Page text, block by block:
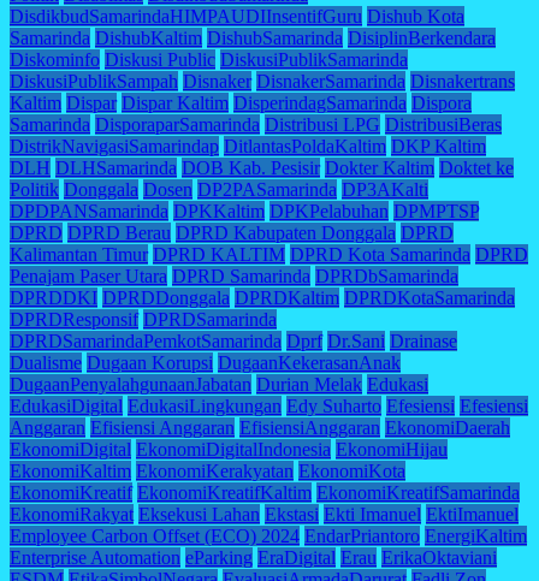
DisdikbudSamarindaHIMPAUDIInsentifGuru Dishub Kota
Samarinda DishubKaltim DishubSamarinda DisiplinBerkendara
Diskominfo Diskusi Public DiskusiPublikSamarinda
DiskusiPublikSampah Disnaker DisnakerSamarinda Disnakertrans
Kaltim Dispar Dispar Kaltim DisperindagSamarinda Dispora
Samarinda DisporaparSamarinda Distribusi LPG DistribusiBeras
DistrikNavigasiSamarindap DitlantasPoldaKaltim DKP Kaltim
DLH DLHSamarinda DOB Kab. Pesisir Dokter Kaltim Doktet ke
Politik Donggala Dosen DP2PASamarinda DP3AKalti
DPDPANSamarinda DPKKaltim DPKPelabuhan DPMPTSP
DPRD DPRD Berau DPRD Kabupaten Donggala DPRD
Kalimantan Timur DPRD KALTIM DPRD Kota Samarinda DPRD
Penajam Paser Utara DPRD Samarinda DPRDbSamarinda
DPRDDKI DPRDDonggala DPRDKaltim DPRDKotaSamarinda
DPRDResponsif DPRDSamarinda
DPRDSamarindaPemkotSamarinda Dprf Dr.Sani Drainase
Dualisme Dugaan Korupsi DugaanKekerasanAnak
DugaanPenyalahgunaanJabatan Durian Melak Edukasi
EdukasiDigital EdukasiLingkungan Edy Suharto Efesiensi Efesiensi
Anggaran Efisiensi Anggaran EfisiensiAnggaran EkonomiDaerah
EkonomiDigital EkonomiDigitalIndonesia EkonomiHijau
EkonomiKaltim EkonomiKerakyatan EkonomiKota
EkonomiKreatif EkonomiKreatifKaltim EkonomiKreatifSamarinda
EkonomiRakyat Eksekusi Lahan Ekstasi Ekti Imanuel EktiImanuel
Employee Carbon Offset (ECO) 2024 EndarPriantoro EnergiKaltim
Enterprise Automation eParking EraDigital Erau ErikaOktaviani